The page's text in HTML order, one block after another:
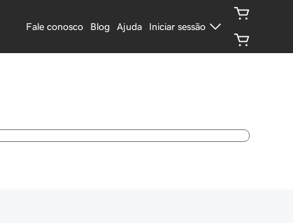
Fale conosco Blog Ajuda Iniciar sessão